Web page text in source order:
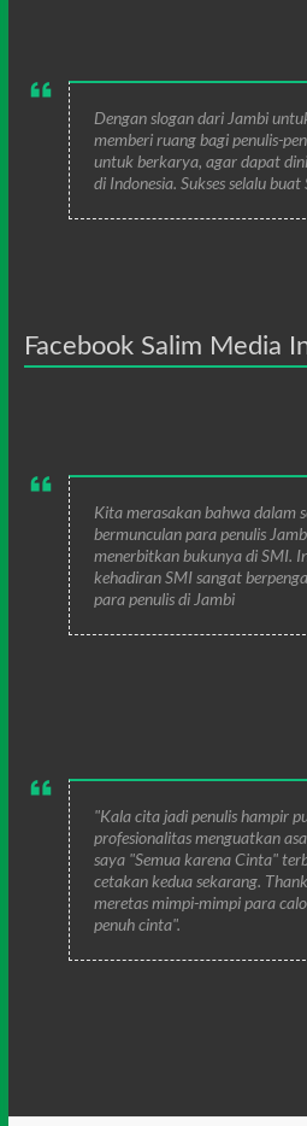
Dengan slogan dari Jambi
memberi ruang bagi penulis-
untuk berkarya, agar dapat
di Indonesia. Sukses selalu buat
Facebook Salim Media
Kita merasakan bahwa dalam
bermunculan para penulis
menerbitkan bukunya di SMI.
kehadiran SMI sangat
para penulis di Jambi
"Kala cita jadi penulis hampir
profesionalitas menguatkan
saya "Semua karena Cinta"
cetakan kedua sekarang.
meretas mimpi-mimpi para
penuh cinta".